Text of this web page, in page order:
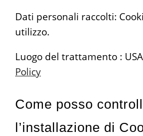
Dati personali raccolti:
utilizzo.
Luogo del trattamento :
Policy
Come posso
l’installazione di